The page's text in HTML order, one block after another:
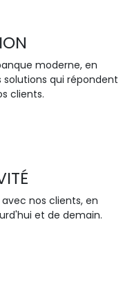
moderne, en
qui répondent
clients.
nos clients, en
et de demain.